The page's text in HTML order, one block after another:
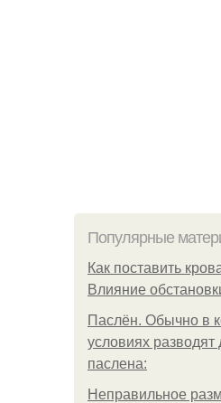
Популярные
Как поставить
Влияние
Паслён. Обычно в
условиях разводят
паслена:
Неправильное